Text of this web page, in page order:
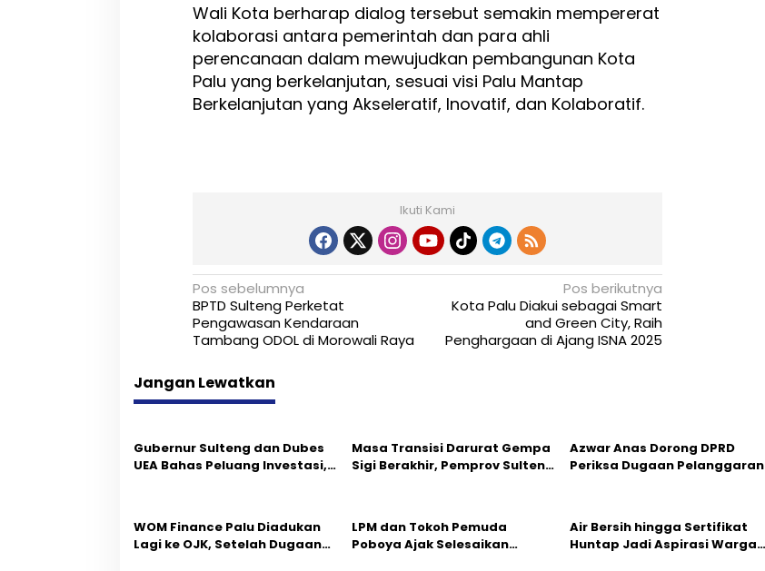
Wali Kota berharap dialog tersebut semakin mempererat
kolaborasi antara pemerintah dan para ahli
perencanaan dalam mewujudkan pembangunan Kota
Palu yang berkelanjutan, sesuai visi Palu Mantap
Berkelanjutan yang Akseleratif, Inovatif, dan Kolaboratif.
Ikuti Kami
N
a
v
i
g
a
s
p
Pos sebelumnya
BPTD Sulteng Perketat
Pengawasan Kendaraan
Tambang ODOL di Morowali Raya
Pos berikutnya
Kota Palu Diakui sebagai Smart
and Green City, Raih
Penghargaan di Ajang ISNA 2025
Jangan Lewatkan
Gubernur Sulteng dan Dubes
UEA Bahas Peluang Investasi,
Masa Transisi Darurat Gempa
Sigi Berakhir, Pemprov Sulteng
Azwar Anas Dorong DPRD
Periksa Dugaan Pelanggaran
‎WOM Finance Palu Diadukan
Lagi ke OJK, Setelah Dugaan
LPM dan Tokoh Pemuda
Poboya Ajak Selesaikan
Air Bersih hingga Sertifikat
Huntap Jadi Aspirasi Warga